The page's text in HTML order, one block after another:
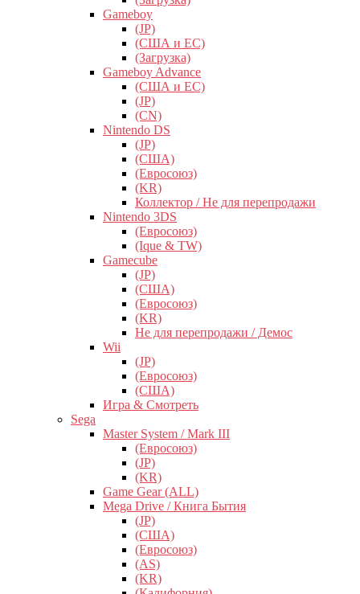
Gameboy
(JP)
(США и ЕС)
(Загрузка)
Gameboy Advance
(США и ЕС)
(JP)
(CN)
Nintendo DS
(JP)
(США)
(Евросоюз)
(KR)
Коллектор / Не для перепродажи
Nintendo 3DS
(Евросоюз)
(Ique & TW)
Gamecube
(JP)
(США)
(Евросоюз)
(KR)
Не для перепродажи / Демос
Wii
(JP)
(Евросоюз)
(США)
Игра & Смотреть
Sega
Master System / Mark III
(Евросоюз)
(JP)
(KR)
Game Gear (ALL)
Mega Drive / Книга Бытия
(JP)
(США)
(Евросоюз)
(AS)
(KR)